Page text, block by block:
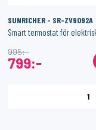
SUNRICHER - SR-ZV9092A
799:-
995:-
1